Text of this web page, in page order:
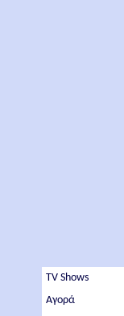
TV Shows
Αγορά